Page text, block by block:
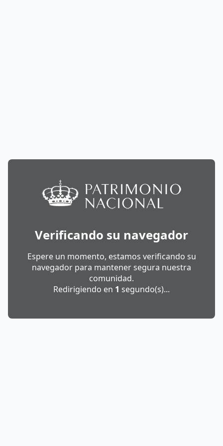
Verificando su navegador
Espere un momento, estamos verificando su
navegador para mantener segura nuestra
comunidad.
Redirigiendo en 1 segundo(s)...